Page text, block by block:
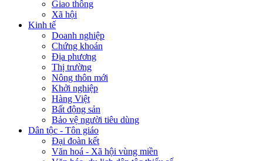
Giao thông
Xã hội
Kinh tế
Doanh nghiệp
Chứng khoán
Địa phương
Thị trường
Nông thôn mới
Khởi nghiệp
Hàng Việt
Bất động sản
Bảo vệ người tiêu dùng
Dân tộc - Tôn giáo
Đại đoàn kết
Văn hoá - Xã hội vùng miền